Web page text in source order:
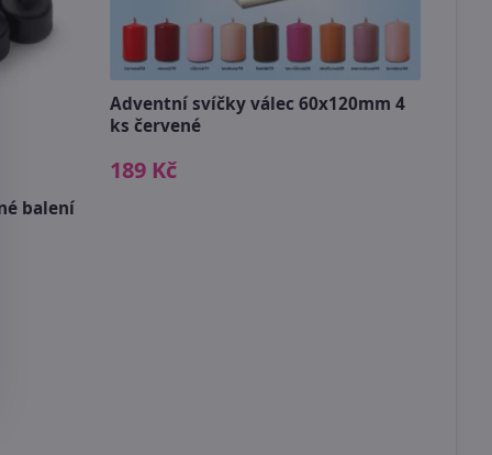
balení
Adventní svíčky válec 60x120mm 4
ks červené
189 Kč